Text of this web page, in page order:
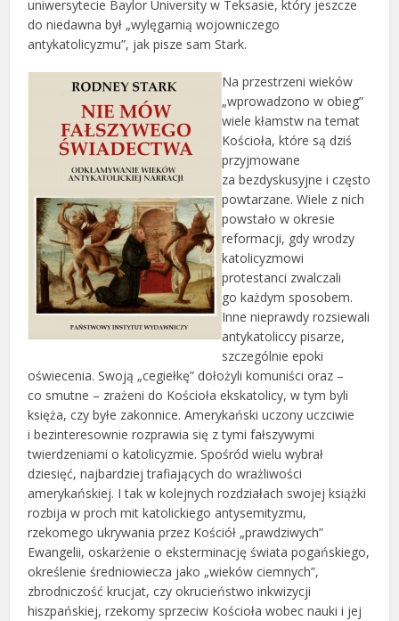
uniwersytecie Baylor University w Teksasie, który jeszcze
do niedawna był „wylęgarnią wojowniczego
antykatolicyzmu”, jak pisze sam Stark.
Na przestrzeni wieków
„wprowadzono w obieg”
wiele kłamstw na temat
Kościoła, które są dziś
przyjmowane
za bezdyskusyjne i często
powtarzane. Wiele z nich
powstało w okresie
reformacji, gdy wrodzy
katolicyzmowi
protestanci zwalczali
go każdym sposobem.
Inne nieprawdy rozsiewali
antykatoliccy pisarze,
szczególnie epoki
oświecenia. Swoją „cegiełkę” dołożyli komuniści oraz –
co smutne – zrażeni do Kościoła ekskatolicy, w tym byli
księża, czy byłe zakonnice. Amerykański uczony uczciwie
i bezinteresownie rozprawia się z tymi fałszywymi
twierdzeniami o katolicyzmie. Spośród wielu wybrał
dziesięć, najbardziej trafiających do wrażliwości
amerykańskiej. I tak w kolejnych rozdziałach swojej książki
rozbija w proch mit katolickiego antysemityzmu,
rzekomego ukrywania przez Kościół „prawdziwych”
Ewangelii, oskarżenie o eksterminację świata pogańskiego,
określenie średniowiecza jako „wieków ciemnych”,
zbrodniczość krucjat, czy okrucieństwo inkwizycji
hiszpańskiej, rzekomy sprzeciw Kościoła wobec nauki i jej